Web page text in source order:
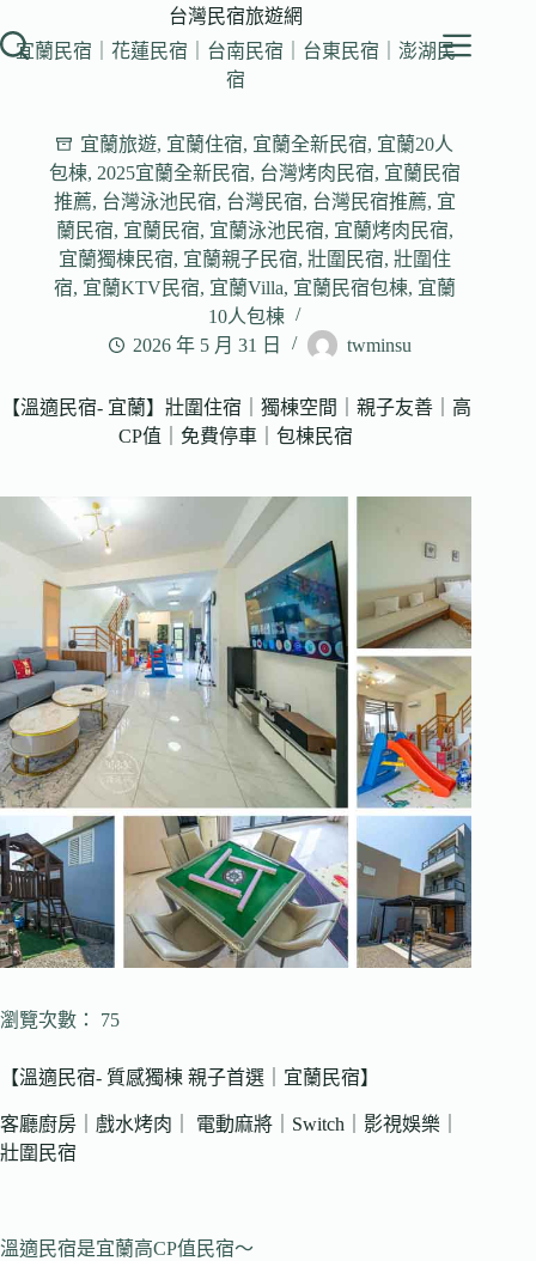
至
台灣民宿旅遊網
宜蘭民宿｜花蓮民宿｜台南民宿｜台東民宿｜澎湖民
宿
宜蘭旅遊, 宜蘭住宿, 宜蘭全新民宿, 宜蘭20人
包棟, 2025宜蘭全新民宿, 台灣烤肉民宿, 宜蘭民宿
推薦, 台灣泳池民宿, 台灣民宿, 台灣民宿推薦, 宜
蘭民宿, 宜蘭民宿, 宜蘭泳池民宿, 宜蘭烤肉民宿,
宜蘭獨棟民宿, 宜蘭親子民宿, 壯圍民宿, 壯圍住
宿, 宜蘭KTV民宿, 宜蘭Villa, 宜蘭民宿包棟, 宜蘭
10人包棟
2026 年 5 月 31 日
twminsu
【溫適民宿- 宜蘭】壯圍住宿｜獨棟空間｜親子友善｜高
CP值｜免費停車｜包棟民宿
瀏覽次數： 75
【溫適民宿- 質感獨棟 親子首選｜宜蘭民宿】
客廳廚房｜戲水烤肉｜ 電動麻將｜Switch｜影視娛樂｜
壯圍民宿
溫適民宿是宜蘭高CP值民宿～